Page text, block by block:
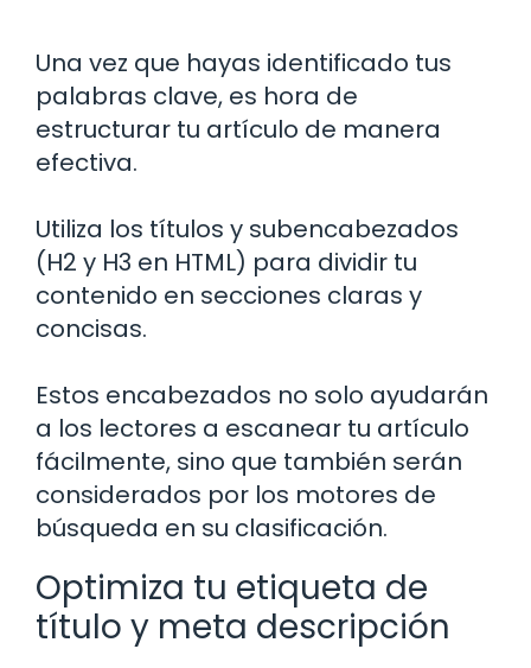
Una vez que hayas identificado tus
palabras clave, es hora de
estructurar tu artículo de manera
efectiva.
Utiliza los títulos y subencabezados
(H2 y H3 en HTML) para dividir tu
contenido en secciones claras y
concisas.
Estos encabezados no solo ayudarán
a los lectores a escanear tu artículo
fácilmente, sino que también serán
considerados por los motores de
búsqueda en su clasificación.
Optimiza tu etiqueta de
título y meta descripción